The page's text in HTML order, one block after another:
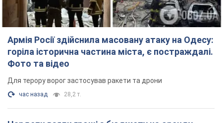
Як працює особлива соціальна гарантія та хто нею
користується
4 часа назад 49,0 т.
Російська армія обстріляла дві сусідні
багатоповерхівки в Харкові: двоє загиблих,
більше 20 постраждалих
Ворог навмисно обстрілює житлові будинки
24 минуты назад 2,8 т.